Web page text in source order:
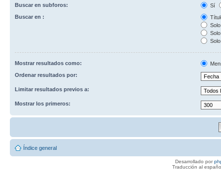
Buscar en subforos:
Sí
Buscar en :
Mostrar resultados como:
Ordenar resultados por:
Limitar resultados previos a:
Mostrar los primeros:
Índice general
Desarrollado por
Traducción al